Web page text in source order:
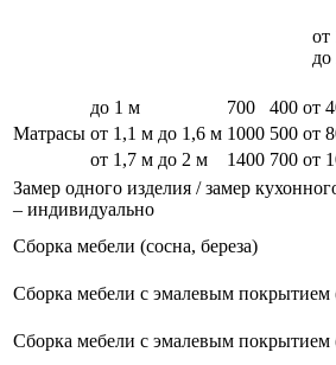
от
Матрасы
до 1 м 700 400 от
от 1,1 м до 1,6 м 1000 500 от
от 1,7 м до 2 м
1400 700 от
Замер одного изделия / замер
– индивидуально
Сборка мебели (сосна, береза)
Сборка мебели с эмалевым покрытием
Сборка мебели с эмалевым покрытием